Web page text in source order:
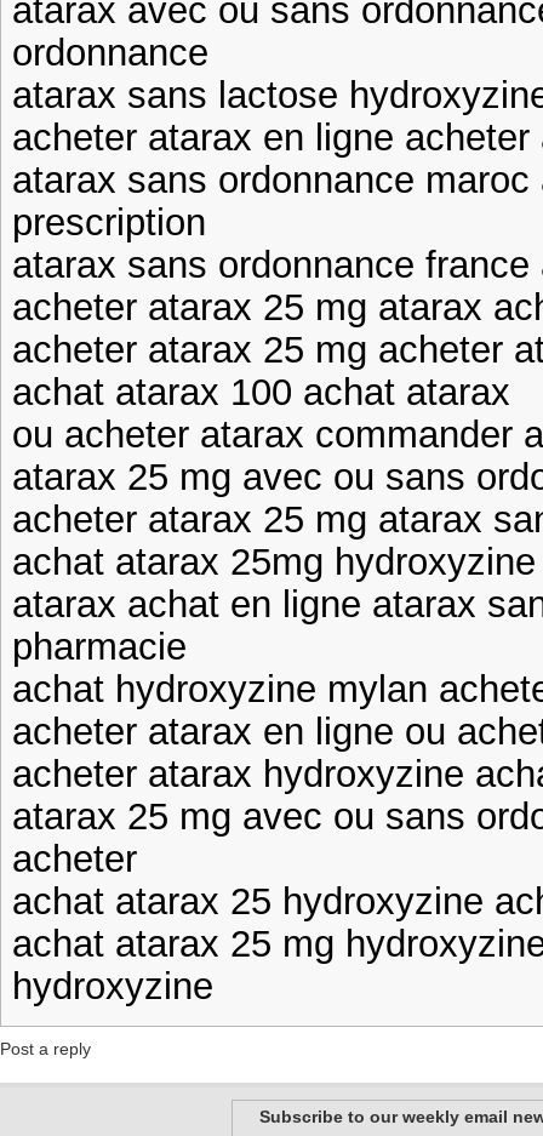
atarax avec ou sans
ordonnance
atarax sans lactose
acheter atarax en ligne acheter
atarax sans ordonnance
prescription
atarax sans ordonnance
acheter atarax 25 mg atarax
acheter atarax 25 mg acheter
achat atarax 100 achat atarax
ou acheter atarax commander
atarax 25 mg avec ou sans
acheter atarax 25 mg atarax
achat atarax 25mg
atarax achat en ligne atarax
pharmacie
achat hydroxyzine mylan
acheter atarax en ligne ou
acheter atarax hydroxyzine
atarax 25 mg avec ou sans
acheter
achat atarax 25 hydroxyzine
achat atarax 25 mg
hydroxyzine
Post a reply
Subscribe to our weekly email